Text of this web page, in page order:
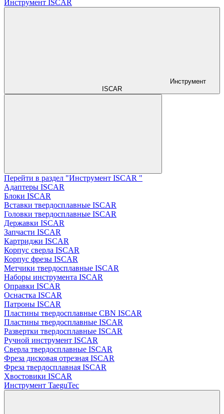
Инструмент ISCAR
Инструмент
ISCAR
Перейти в раздел "Инструмент ISCAR "
Адаптеры ISCAR
Блоки ISCAR
Вставки твердосплавные ISCAR
Головки твердосплавные ISCAR
Державки ISCAR
Запчасти ISCAR
Картриджи ISCAR
Корпус сверла ISCAR
Корпус фрезы ISCAR
Метчики твердосплавные ISCAR
Наборы инструмента ISCAR
Оправки ISCAR
Оснастка ISCAR
Патроны ISCAR
Пластины твердосплавные CBN ISCAR
Пластины твердосплавные ISCAR
Развертки твердосплавные ISCAR
Ручной инструмент ISCAR
Сверла твердосплавные ISCAR
Фреза дисковая отрезная ISCAR
Фреза твердосплавная ISCAR
Хвостовики ISCAR
Инструмент TaeguTec